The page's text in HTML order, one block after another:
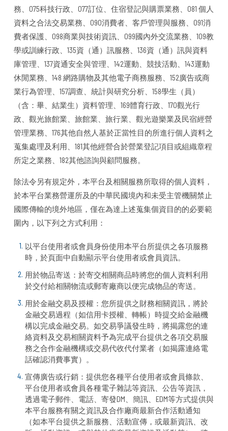
務、075科技行政、077訂位、住宿登記與購票業務、081 個人
資料之合法交易業務、090消費者、客戶管理與服務、091消
費者保護、098商業與技術資訊、099國內外交流業務、109教
學或訓練行政、135資（通）訊服務、136資（通）訊與資料
庫管理、137資通安全與管理、142運動、競技活動、143運動
休閒業務、148 網路購物及其他電子商務服務、152廣告或商
業行為管理、157調查、統計與研究分析、158學生（員）
（含：畢、結業生）資料管理、169體育行政、170觀光行
政、觀光旅館業、旅館業、旅行業、觀光遊樂業及民宿經營
管理業務、176其他自然人基於正當性目的所進行個人資料之
蒐集處理及利用、181其他經營合於營業登記項目或組織章程
所定之業務、182其他諮詢與顧問服務。
除法令另有規定外，本平台及相關服務所取得的個人資料，
於本平台業務營運所及的中華民國境內和未受主管機關禁止
國際傳輸的境外地區，僅在為達上述蒐集個資目的的必要範
圍內，以下列之方式利用：
以平台使用者或會員身份使用本平台所提供之各項服務
時，於頁面中自動顯示平台使用者或會員資訊。
用於物品寄送：於寄交相關商品時將您的個人資料利用
於交付給相關物流或郵寄廠商以便完成物品的寄送。
用於金融交易及授權：您所提供之財務相關資訊，將於
金融交易過程（如信用卡授權、轉帳）時提交給金融機
構以完成金融交易。如交易爭議發生時，將揭露您的連
絡資料及交易相關資料予為完成平台提供之各項交易服
務之合作金融機構或交易代收代付業者（如揭露連絡電
話確認消費事實）。
宣傳廣告或行銷：提供您各種平台使用者或會員條款、
平台使用者或會員各種電子雜誌等資訊、公告等資訊，
透過電子郵件、電話、寄發DM、簡訊、EDM等方式提供與
本平台服務有關之資訊及合作廠商最新合作活動通知
（如本平台提供之新服務、活動宣傳，或最新資訊、改